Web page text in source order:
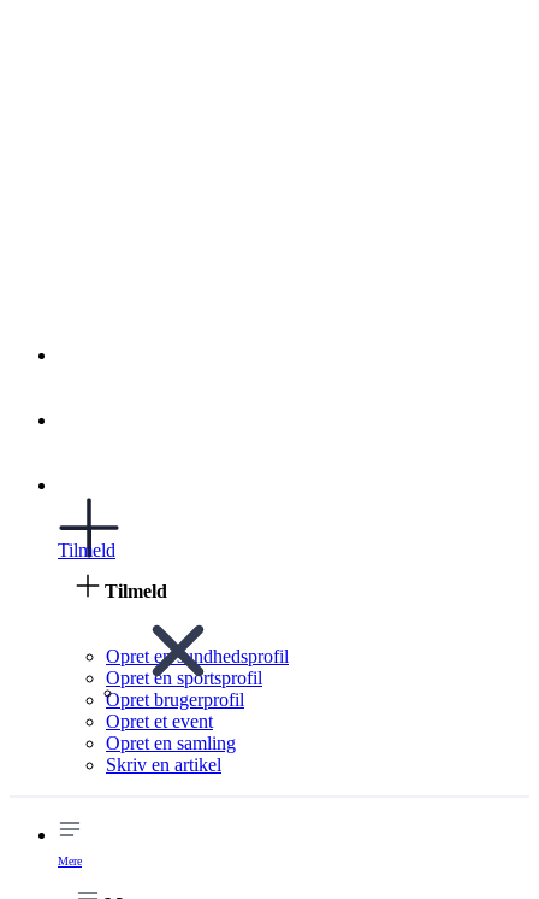
Tilmeld
Tilmeld
Opret en sundhedsprofil
Opret en sportsprofil
Opret brugerprofil
Opret et event
Opret en samling
Skriv en artikel
Mere